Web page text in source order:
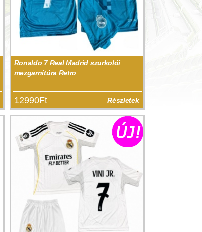
Ronaldo 7 Real Madrid szurkolói
mezgarnitúra Retro
12990Ft Részletek